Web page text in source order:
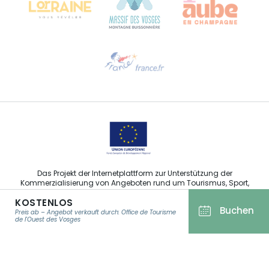
KOSTENLOS
Preis ab – Angebot verkauft durch: Office de Tourisme
de l'Ouest des Vosges
Buchen
Sprechen Sie uns per E-Mail an
Das Projekt der Internetplattform zur Unterstützung der
Kommerzialisierung von Angeboten rund um Tourismus, Sport,
Kultur und Weintourismus in der Region Grand Est wurde im
Rahmen der Maßnahmen der Europäischen Union zur
Abfederung der COVID-19-Pandemie vom Europäischen Fonds
für regionale Entwicklung (EFRE) finanziert.